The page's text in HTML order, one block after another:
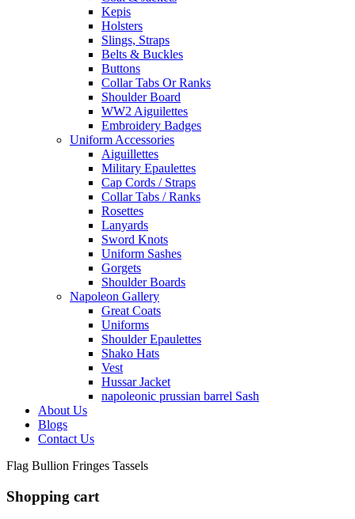
Kepis
Holsters
Slings, Straps
Belts & Buckles
Buttons
Collar Tabs Or Ranks
Shoulder Board
WW2 Aiguilettes
Embroidery Badges
Uniform Accessories
Aiguillettes
Military Epaulettes
Cap Cords / Straps
Collar Tabs / Ranks
Rosettes
Lanyards
Sword Knots
Uniform Sashes
Gorgets
Shoulder Boards
Napoleon Gallery
Great Coats
Uniforms
Shoulder Epaulettes
Shako Hats
Vest
Hussar Jacket
napoleonic prussian barrel Sash
About Us
Blogs
Contact Us
Flag Bullion Fringes Tassels
Shopping cart